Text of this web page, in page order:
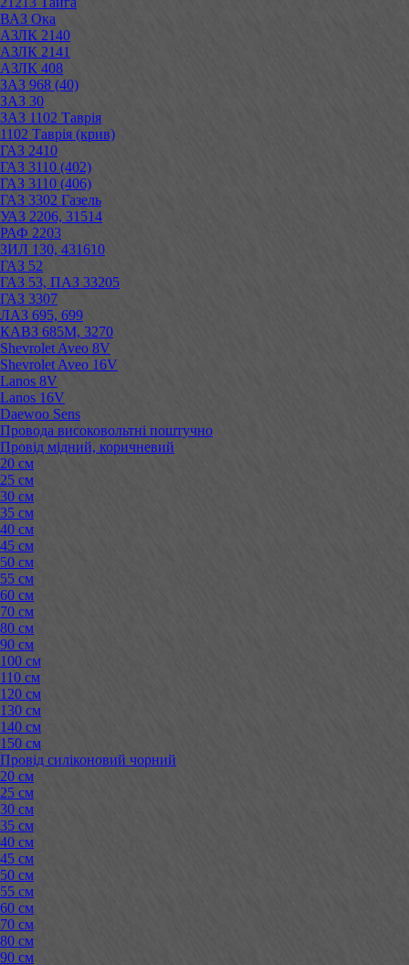
ВАЗ Ока
АЗЛК 2140
АЗЛК 2141
АЗЛК 408
ЗАЗ 968 (40)
ЗАЗ 30
ЗАЗ 1102 Таврія
1102 Таврія (крив)
ГАЗ 2410
ГАЗ 3110 (402)
ГАЗ 3110 (406)
ГАЗ 3302 Газель
УАЗ 2206, 31514
РАФ 2203
ЗИЛ 130, 431610
ГАЗ 52
ГАЗ 53, ПАЗ 33205
ГАЗ 3307
ЛАЗ 695, 699
КАВЗ 685М, 3270
Shevrolet Aveo 8V
Shevrolet Aveo 16V
Lanos 8V
Lanos 16V
Daewoo Sens
Провода високовольтні поштучно
Провід мідний, коричневий
20 см
25 см
30 см
35 см
40 см
45 см
50 см
55 см
60 см
70 см
80 см
90 см
100 см
110 см
120 см
130 см
140 см
150 см
Провід силіконовий чорний
20 см
25 см
30 см
35 см
40 см
45 см
50 см
55 см
60 см
70 см
80 см
90 см